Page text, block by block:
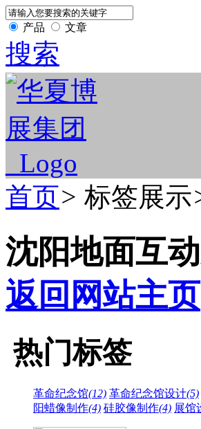
产品 文章
搜索
首页> 标签展示
沈阳地面互
返回网站主页
热门标签
革命纪念馆(12) 革命纪念馆设计(5)
阳蜡像制作(4) 硅胶像制作(4) 展馆